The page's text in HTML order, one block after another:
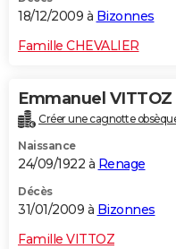
18/12/2009 à Bizonnes
Famille CHEVALIER
Emmanuel VITTOZ
Créer une cagnotte
Naissance
24/09/1922 à Renage
Décès
31/01/2009 à Bizonnes
Famille VITTOZ